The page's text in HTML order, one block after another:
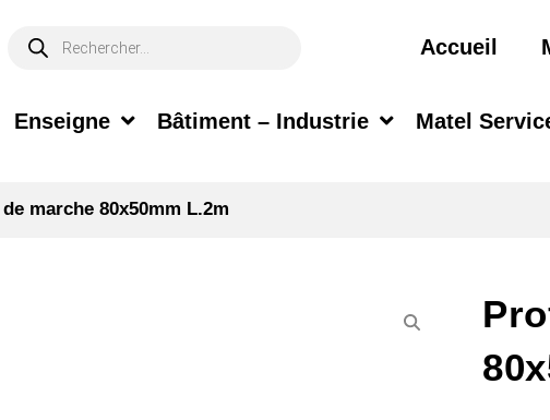
Accueil
Enseigne Bâtiment – Industrie Matel
marche 80x50mm L.2m